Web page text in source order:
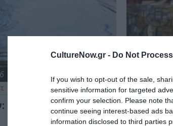
CultureNow.gr - Do Not
If you wish to opt-out of the sale,
sensitive information for targeted
confirm your selection. Please note
continue seeing interest-based ads
information disclosed to third parties
Ομαδική έκθεση
ΑΠΟ: 09/
ΟΜΑΔΙΚΕΣ
Art